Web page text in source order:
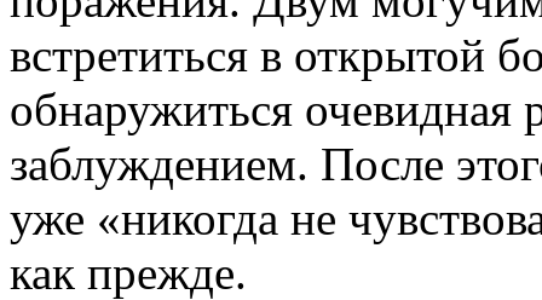
встретиться в открытой
обнаружиться
заблуждением. После
уже «никогда не
как прежде.